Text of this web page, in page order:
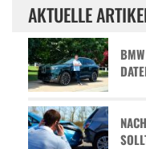
AKTUELLE